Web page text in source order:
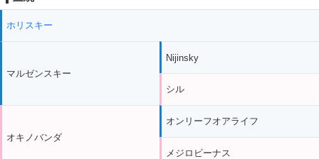
ホリスキー
マルゼンスキー
オキノバンダ
Nijinsky
シル
オンリーフオアライフ
メジロビーナス